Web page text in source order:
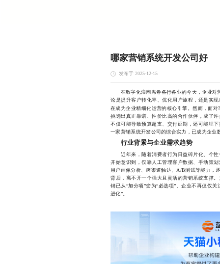
哪家营销系统开发公司好
发布于 2025-12-15
在数字化浪潮席卷各行各业的今天，企业对
论是提升客户转化率、优化用户旅程，还是实
在成为企业精细化运营的核心引擎。然而，面对
挑选出真正靠谱、性价比高的合作伙伴，成了
不仅可能导致预算超支、交付延期，还可能埋
一家营销系统开发公司的综合实力，已成为企业
行业背景与企业需求趋势
近年来，随着消费者行为日益碎片化、个性
开始意识到，仅靠人工管理客户数据、手动策
用户画像分析、跨渠道触达、A/B测试等能力，
背后，离不开一个强大且灵活的营销系统支撑
销已从“加分项”变为“必选项”。企业不再仅仅
进化”。